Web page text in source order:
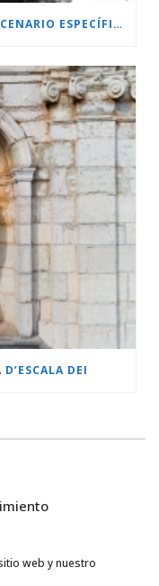
web y nuestro
FLYEQUANT HABILITADA PARA ESCENARIO ESPECÍFICO.
DEI